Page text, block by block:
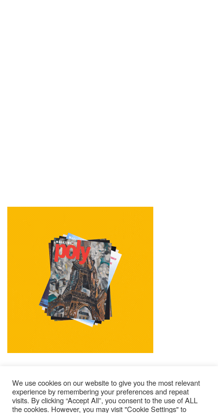
Mentions Légales Contacts
Où Trouver Poly ?
We use cookies on our website to give you the most relevant
experience by remembering your preferences and repeat
visits. By clicking “Accept All”, you consent to the use of ALL
the cookies. However, you may visit "Cookie Settings" to